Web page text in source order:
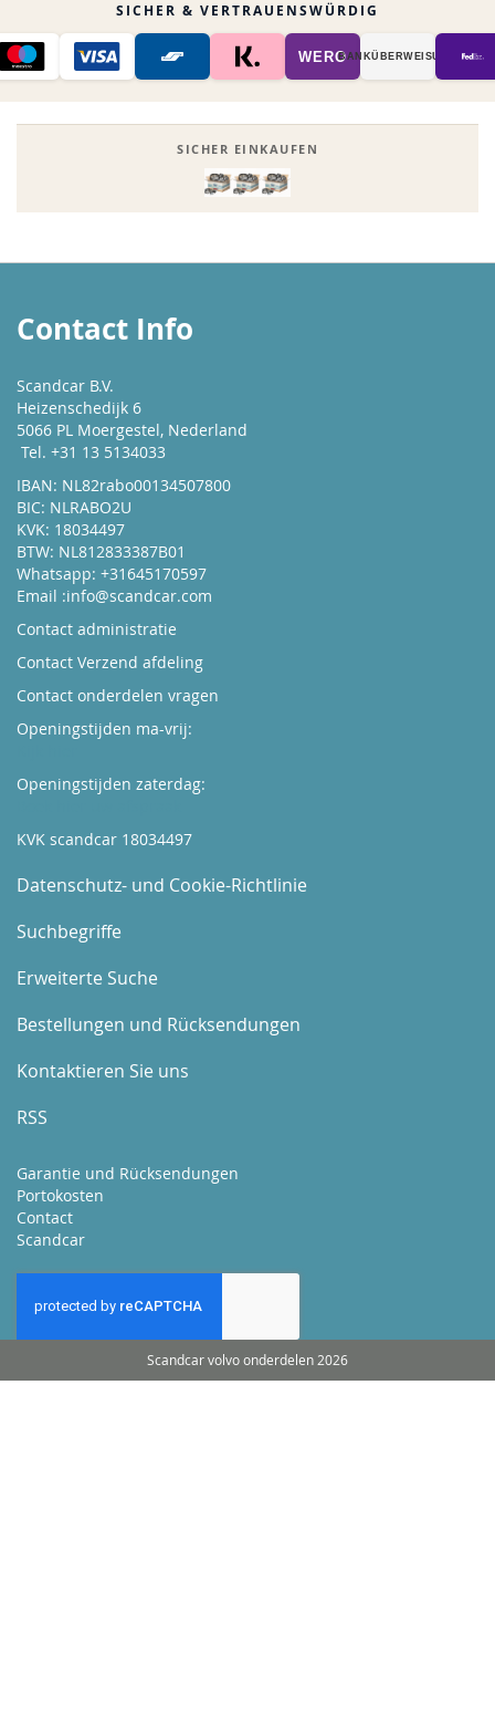
SICHER & VERTRAUENSWÜRDIG
WEROBANK­ÜBER­WEISUNG
SICHER EINKAUFEN
Contact Info
Scandcar B.V.
Heizenschedijk 6
5066 PL Moergestel, Nederland
Tel. +31 13 5134033
IBAN: NL82rabo00134507800
BIC: NLRABO2U
KVK: 18034497
BTW: NL812833387B01
Whatsapp: +31645170597
Email :info@scandcar.com
Contact administratie
Contact Verzend afdeling
Contact onderdelen vragen
Openingstijden ma-vrij:
Openingstijden zaterdag:
KVK scandcar 18034497
Datenschutz- und Cookie-Richtlinie
Suchbegriffe
Erweiterte Suche
Bestellungen und Rücksendungen
Kontaktieren Sie uns
RSS
Garantie und Rücksendungen
Portokosten
Contact
Scandcar
Scandcar volvo onderdelen 2026